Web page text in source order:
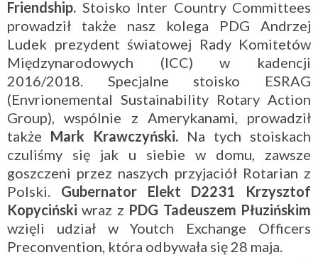
Friendship. Stoisko Inter Country Committees
prowadził także nasz kolega PDG Andrzej
Ludek prezydent światowej Rady Komitetów
Międzynarodowych (ICC) w kadencji
2016/2018. Specjalne stoisko ESRAG
(Envrionemental Sustainability Rotary Action
Group), wspólnie z Amerykanami, prowadził
także Mark Krawczyński. Na tych stoiskach
czuliśmy się jak u siebie w domu, zawsze
goszczeni przez naszych przyjaciół Rotarian z
Polski. Gubernator Elekt D2231 Krzysztof
Kopyciński wraz z PDG Tadeuszem Płuzińskim
wzięli udział w Youtch Exchange Officers
Preconvention, która odbywała się 28 maja.